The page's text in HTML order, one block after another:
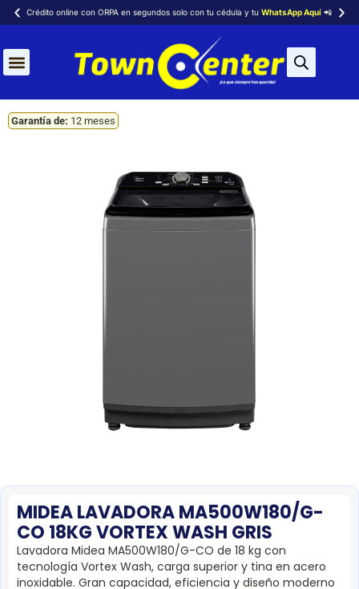
Crédito online con ORPA en segundos solo con tu cédula y tuWhatsApp Aquí 📲
Garantía de: 12 meses
MIDEA LAVADORA MA500W180/G-
CO 18KG VORTEX WASH GRIS
Lavadora Midea MA500W180/G-CO de 18 kg con
tecnología Vortex Wash, carga superior y tina en acero
inoxidable. Gran capacidad, eficiencia y diseño moderno